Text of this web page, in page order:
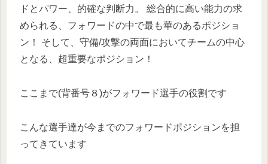
ドとパワー、的確な判断力。 総合的に高い能力の求
められる、フォワードの中で最も華のあるポジショ
ン！ そして、守備/攻撃の両面においてチームの中心
となる、超重要なポジション！
ここまで(背番号８)がフォワード選手の役割です
こんな選手達が今までのフォワードポジションを担
ってきています